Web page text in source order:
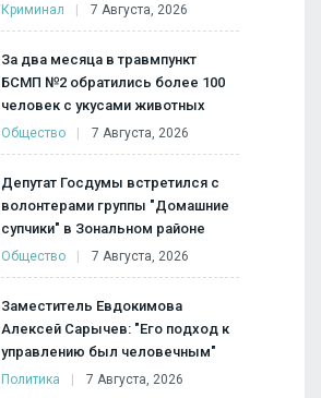
Криминал 7 Августа, 2026
За два месяца в травмпункт
БСМП №2 обратились более 100
человек с укусами животных
Общество 7 Августа, 2026
Депутат Госдумы встретился с
волонтерами группы "Домашние
супчики" в Зональном районе
Общество 7 Августа, 2026
Заместитель Евдокимова
Алексей Сарычев: "Его подход к
управлению был человечным"
Политика 7 Августа, 2026